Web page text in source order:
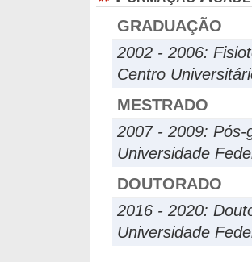
GRADUAÇÃO
2002 - 2006:
Centro
MESTRADO
2007 - 2009: Pós-
Universidade
DOUTORADO
2016 - 2020:
Universidade